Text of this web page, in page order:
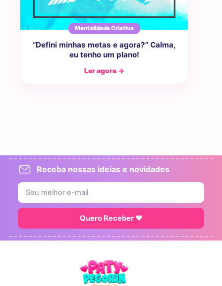
Mentalidade Criativa
“Defini minhas metas e agora?” Calma,
eu tenho um plano!
Ler agora →
Receba nossas ideias e novidades
Quero Receber ♥